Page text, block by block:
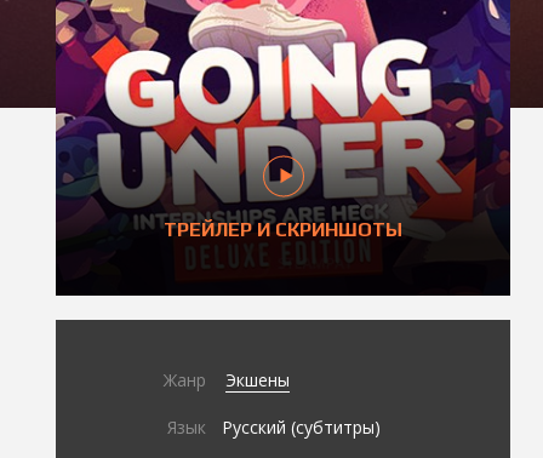
ТРЕЙЛЕР И СКРИНШОТЫ
Жанр Экшены
Язык Русский (субтитры)